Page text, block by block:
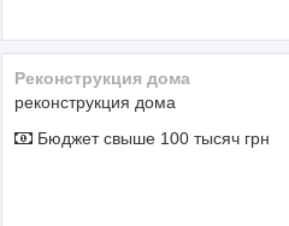
реконструкция дома
реконструкция дома
Бюджет свыше 100 тысяч грн